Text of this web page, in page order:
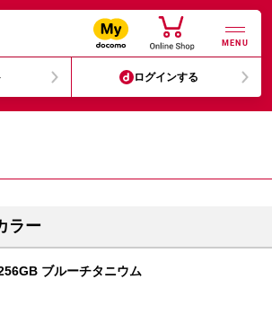
MENU
ログインする
ラー
ブルーチタニウム